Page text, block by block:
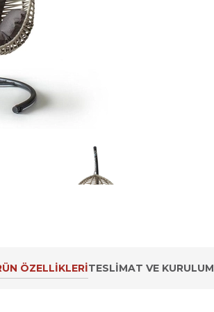
ÖZELLIKLERITESLIMAT VE KURULUM